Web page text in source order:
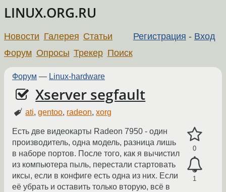
LINUX.ORG.RU
Регистрация - Вход
Новости Галерея Статьи
Форум Опросы Трекер Поиск
Форум — Linux-hardware
Xserver segfault
ati,gentoo, radeon,xorg
0
1
Есть две видеокарты Radeon 7950 - один
производитель, одна модель, разница лишь
в наборе портов. После того, как я вычистил
из компьютера пыль, перестали стартовать
иксы, если в конфиге есть одна из них. Если
её убрать и оставить только вторую, всё в